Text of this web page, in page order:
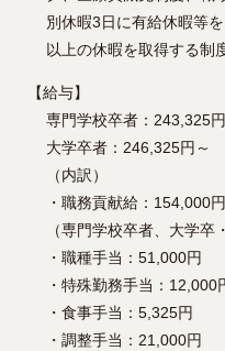
別休暇3日に有給休暇等
以上の休暇を取得する制
【給与】
専門学校卒者：243,325
大学卒者：246,325円～
（内訳）
・職務貢献給：154,000
（専門学校卒者、大学卒
・職種手当：51,000円
・特殊勤務手当：12,000
・食事手当：5,325円
・調整手当：21,000円